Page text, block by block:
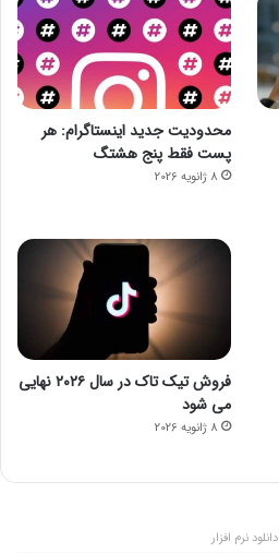
محدودیت جدید اینستاگرام: هر
پست فقط پنج هشتگ
8 ژانویه 2026
فروش تیک تاک در سال ۲۰۲۶ نهایی
می شود
8 ژانویه 2026
دانلود نرم افزار